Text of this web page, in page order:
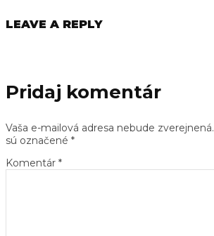
LEAVE A REPLY
Pridaj komentár
Vaša e-mailová adresa nebude zverejnená.
sú označené *
Komentár *